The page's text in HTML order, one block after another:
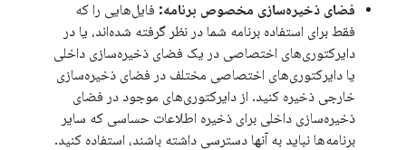
فضای ذخیره‌سازی مخصوص برنامه: فایل‌هایی را که
فقط برای استفاده برنامه شما در نظر گرفته شده‌اند، یا در
دایرکتوری‌های اختصاصی در یک فضای ذخیره‌سازی داخلی
یا دایرکتوری‌های اختصاصی مختلف در فضای ذخیره‌سازی
خارجی ذخیره کنید. از دایرکتوری‌های موجود در فضای
ذخیره‌سازی داخلی برای ذخیره اطلاعات حساسی که سایر
برنامه‌ها نباید به آنها دسترسی داشته باشند، استفاده کنید.